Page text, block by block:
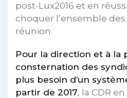
post-Lux2016 et en
choquer l’ensemble
réunion.
Pour la direction et à la
consternation des
plus besoin d’un
partir de 2017, la CDR